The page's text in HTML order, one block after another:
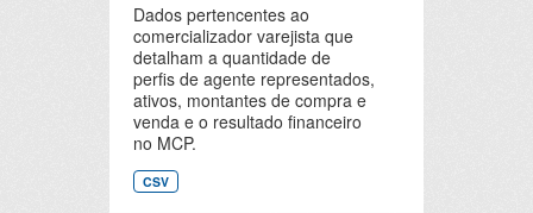
Dados pertencentes ao
comercializador varejista que
detalham a quantidade de
perfis de agente representados,
ativos, montantes de compra e
venda e o resultado financeiro
no MCP.
CSV